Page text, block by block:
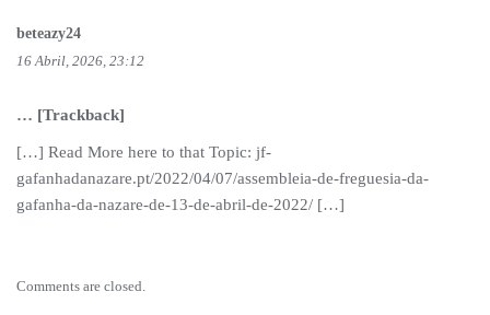
beteazy24
16 Abril, 2026, 23:12
… [Trackback]
[…] Read More here to that Topic: jf-
gafanhadanazare.pt/2022/04/07/assembleia-de-freguesia-da-
gafanha-da-nazare-de-13-de-abril-de-2022/ […]
Comments are closed.